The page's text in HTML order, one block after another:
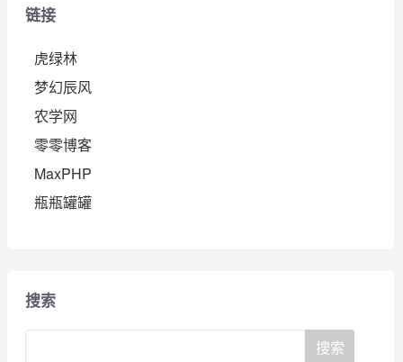
链接
虎绿林
梦幻辰风
农学网
零零博客
MaxPHP
瓶瓶罐罐
搜索